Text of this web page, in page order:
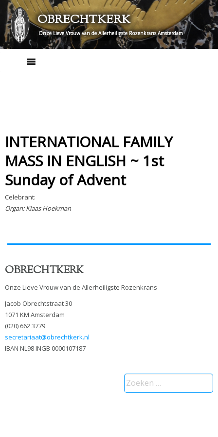
Skip
to
content
OBRECHTKERK
Onze Lieve Vrouw van de Allerheiligste Rozenkrans Amsterdam
INTERNATIONAL FAMILY
MASS IN ENGLISH ~ 1st
Sunday of Advent
Celebrant:
Organ: Klaas Hoekman
OBRECHTKERK
Onze Lieve Vrouw van de Allerheiligste Rozenkrans
Jacob Obrechtstraat 30
1071 KM Amsterdam
(020) 662 3779
secretariaat@obrechtkerk.nl
IBAN NL98 INGB 0000107187
Zoeken
naar: